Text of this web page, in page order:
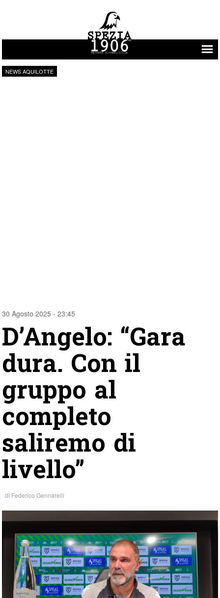
Vai al contenuto
NEWS AQUILOTTE
30 Agosto 2025 - 23:45
D’Angelo: “Gara
dura. Con il
gruppo al
completo
saliremo di
livello”
di Federico Gennarelli